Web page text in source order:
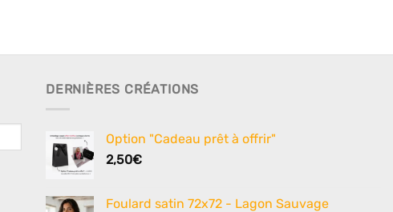
DERNIÈRES CRÉATIONS
Option "Cadeau prêt à offrir"
2,50€
Foulard satin 72x72 - Lagon Sauvage